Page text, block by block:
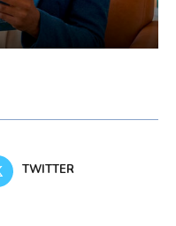
TWITTER